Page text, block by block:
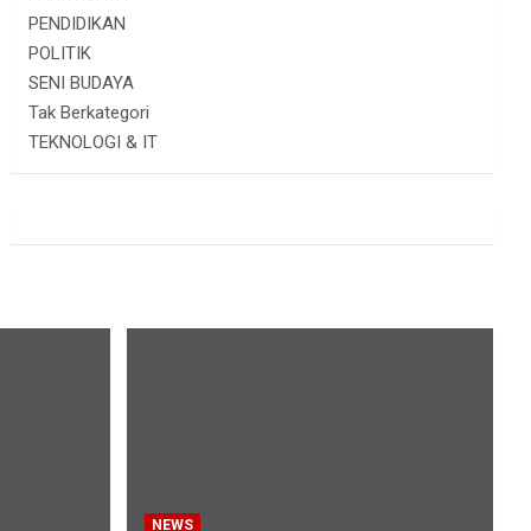
PENDIDIKAN
POLITIK
SENI BUDAYA
Tak Berkategori
TEKNOLOGI & IT
NEWS